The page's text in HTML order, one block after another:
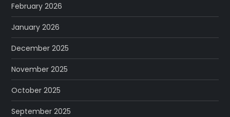
February 2026
January 2026
December 2025
November 2025
October 2025
September 2025